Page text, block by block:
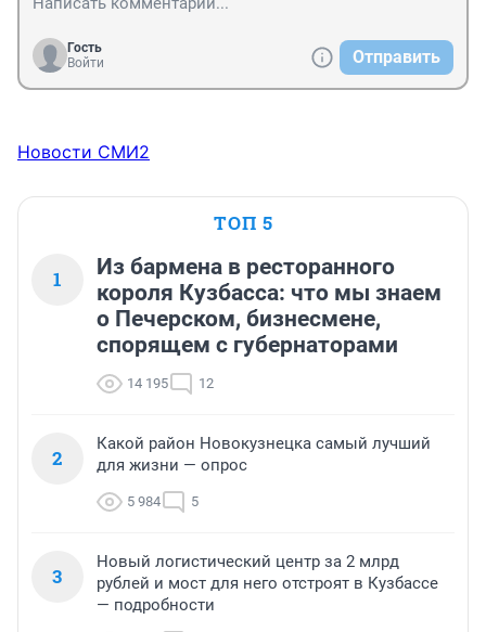
Гость
Войти
Отправить
Новости СМИ2
ТОП 5
1
Из бармена в ресторанного
короля Кузбасса: что мы знаем
о Печерском, бизнесмене,
спорящем с губернаторами
14 195 12
2
Какой район Новокузнецка самый лучший
для жизни — опрос
5 984 5
3
Новый логистический центр за 2 млрд
рублей и мост для него отстроят в Кузбассе
— подробности